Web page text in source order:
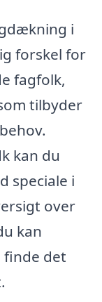
i
forskel for
fagfolk,
tilbyder
kan du
speciale i
over
kan
finde det